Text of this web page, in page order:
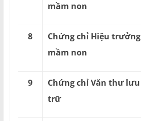
mầm non
8
Chứng chỉ Hiệu trưởng
mầm non
9
Chứng chỉ Văn thư lưu
trữ